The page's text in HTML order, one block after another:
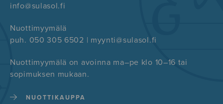
info@sulasol.fi
Nuottimyymälä
puh. 050 305 6502 | myynti@sulasol.fi
Nuottimyymälä on avoinna ma–pe klo 10–16 tai
sopimuksen mukaan.
NUOTTIKAUPPA